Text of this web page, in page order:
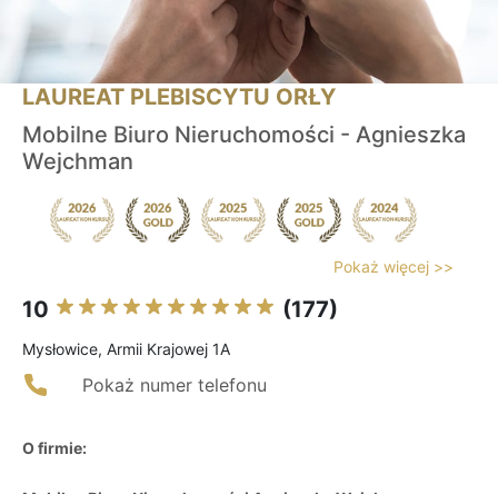
LAUREAT PLEBISCYTU ORŁY
Mobilne Biuro Nieruchomości - Agnieszka
Wejchman
Pokaż więcej >>
10 (177)
Mysłowice, Armii Krajowej 1A
Pokaż numer telefonu
O firmie: